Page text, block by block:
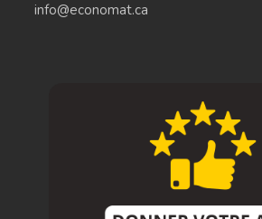
info@economat.ca